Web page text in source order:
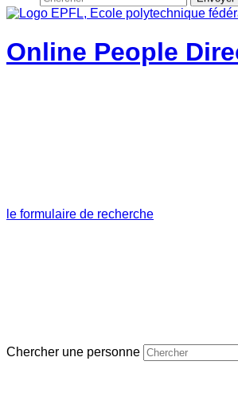
Online People
le formulaire de recherche
Chercher une personne